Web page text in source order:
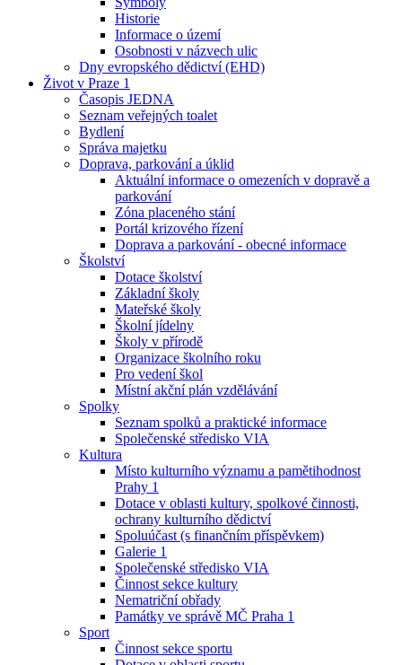
Historie
Informace o území
Osobnosti v názvech ulic
Dny evropského dědictví (EHD)
Život v Praze 1
Časopis JEDNA
Seznam veřejných toalet
Bydlení
Správa majetku
Doprava, parkování a úklid
Aktuální informace o omezeních v dopravě a
parkování
Zóna placeného stání
Portál krizového řízení
Doprava a parkování - obecné informace
Školství
Dotace školství
Základní školy
Mateřské školy
Školní jídelny
Školy v přírodě
Organizace školního roku
Pro vedení škol
Místní akční plán vzdělávání
Spolky
Seznam spolků a praktické informace
Společenské středisko VIA
Kultura
Místo kulturního významu a pamětihodnost
Prahy 1
Dotace v oblasti kultury, spolkové činnosti,
ochrany kulturního dědictví
Spoluúčast (s finančním příspěvkem)
Galerie 1
Společenské středisko VIA
Činnost sekce kultury
Nematriční obřady
Památky ve správě MČ Praha 1
Sport
Činnost sekce sportu